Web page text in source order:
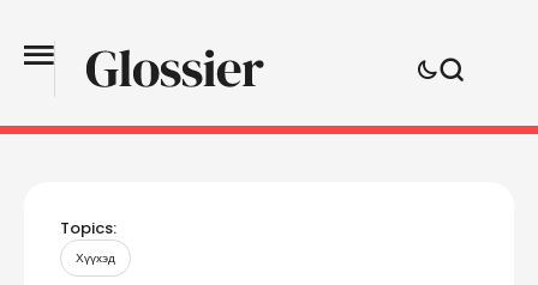
Topics:
Хүүхэд